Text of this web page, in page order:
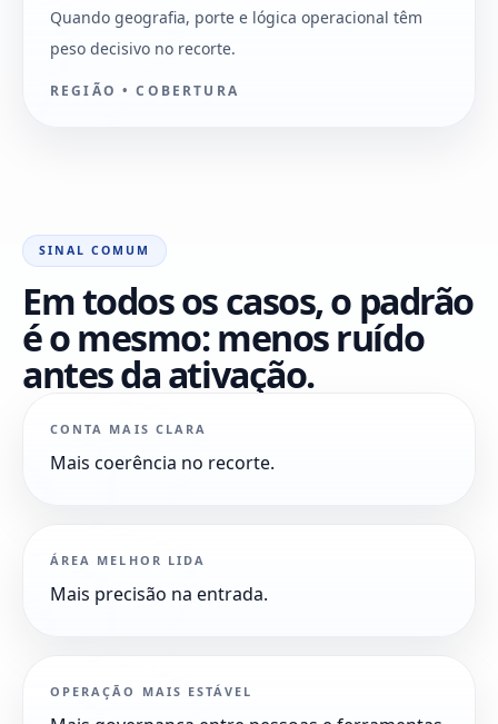
Quando geografia, porte e lógica operacional têm
peso decisivo no recorte.
REGIÃO • COBERTURA
SINAL COMUM
Em todos os casos, o padrão
é o mesmo: menos ruído
antes da ativação.
CONTA MAIS CLARA
Mais coerência no recorte.
ÁREA MELHOR LIDA
Mais precisão na entrada.
OPERAÇÃO MAIS ESTÁVEL